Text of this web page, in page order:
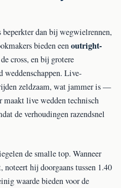
dan bij wegwielrennen,
bieden eenoutright-
cross, en bij grotere
weddenschappen. Live-
zeldzaam, wat jammer is —
maakt live wedden technisch
de verhoudingen razendsnel
de smalle top. Wanneer
hij doorgaans tussen 1.40
waarde bieden voor de